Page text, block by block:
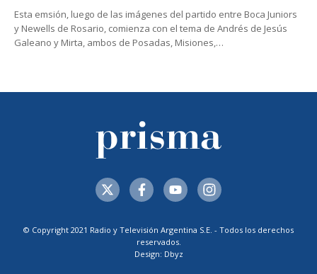
Esta emsión, luego de las imágenes del partido entre Boca Juniors
y Newells de Rosario, comienza con el tema de Andrés de Jesús
Galeano y Mirta, ambos de Posadas, Misiones,…
© Copyright 2021 Radio y Televisión Argentina S.E. - Todos los derechos
reservados.
Design: Dbyz